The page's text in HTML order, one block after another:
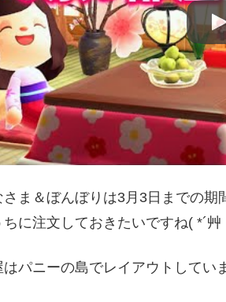
さま＆ぼんぼりは3月3日までの期
に注文しておきたいですね( *´艸
はパニーの島でレイアウトしてい